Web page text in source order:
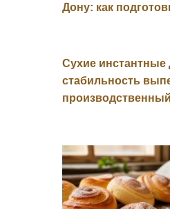
Дону: как
Сухие инстантные
стабильность